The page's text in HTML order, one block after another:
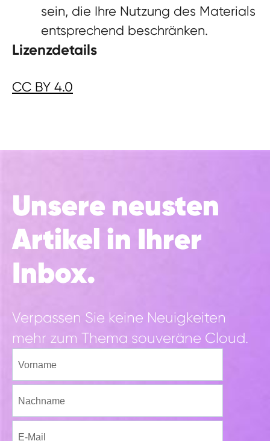
sein, die Ihre Nutzung des Materials
entsprechend beschränken.
Lizenzdetails
CC BY 4.0
Unsere neusten
Artikel in Ihrer
Inbox.
Verpassen Sie keine Neuigkeiten
mehr zum Thema souveräne Cloud.